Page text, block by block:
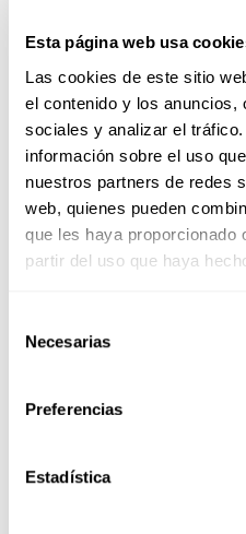
Esta página web usa
Las cookies de este sitio
el contenido y los anuncios,
sociales y analizar el
información sobre el uso
nuestros partners de redes
web, quienes pueden
que les haya proporcionado
partir del uso que haya
Necesarias
Preferencias
Estadística